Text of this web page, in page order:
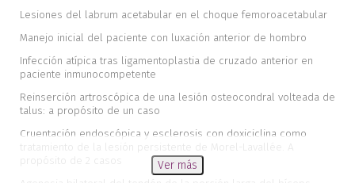
Lesiones del labrum acetabular en el choque femoroacetabular
Manejo inicial del paciente con luxación anterior de hombro
Infección atípica tras ligamentoplastia de cruzado anterior en
paciente inmunocompetente
Reinserción artroscópica de una lesión osteocondral volteada de
talus: a propósito de un caso
Cruentación endoscópica y esclerosis con doxiciclina como
tratamiento de la lesión persistente de Morel-Lavallée. A
propósito de 2 casos
Agenesia bilateral del tendón de la porción larga del bíceps
Ver más